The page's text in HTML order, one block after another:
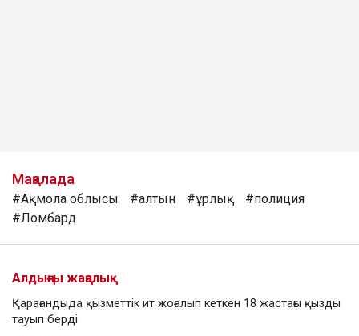
Мақалада
#Ақмола облысы #алтын #ұрлық
#полиция
#Ломбард
Алдыңғы жаңалық
Қарағандыда қызметтік ит жоғалып кеткен 18 жастағы қызды
тауып берді